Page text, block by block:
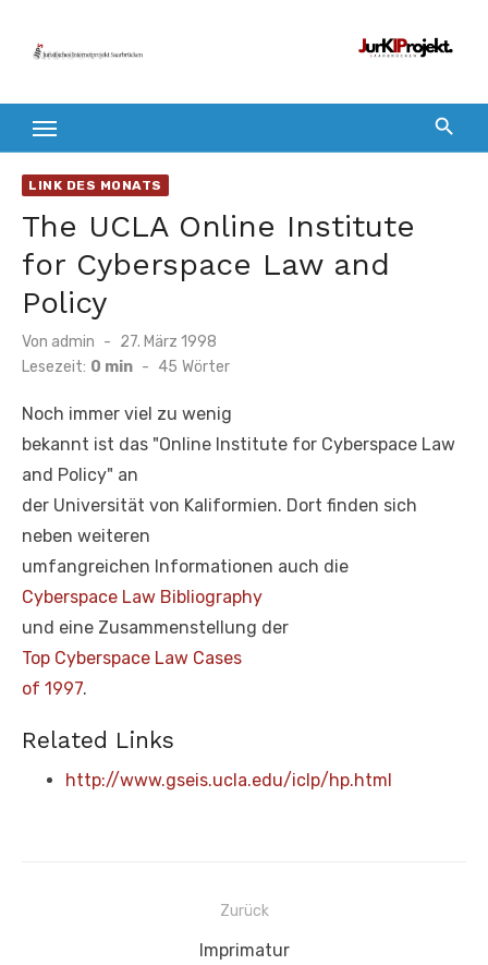
Inhalt
LINK DES MONATS
The UCLA Online Institute
for Cyberspace Law and
Policy
Von admin
Veröffentlicht
am
27. März 1998
Lesezeit: 0 min - 45 Wörter
Noch immer viel zu wenig
bekannt ist das "Online Institute for Cyberspace Law
and Policy" an
der Universität von Kaliformien. Dort finden sich
neben weiteren
umfangreichen Informationen auch die
Cyberspace Law Bibliography
und eine Zusammenstellung der
Top Cyberspace Law Cases
of 1997.
Related Links
http://www.gseis.ucla.edu/iclp/hp.html
Beitragsnavigation
Zurück
Vorheriger
Imprimatur